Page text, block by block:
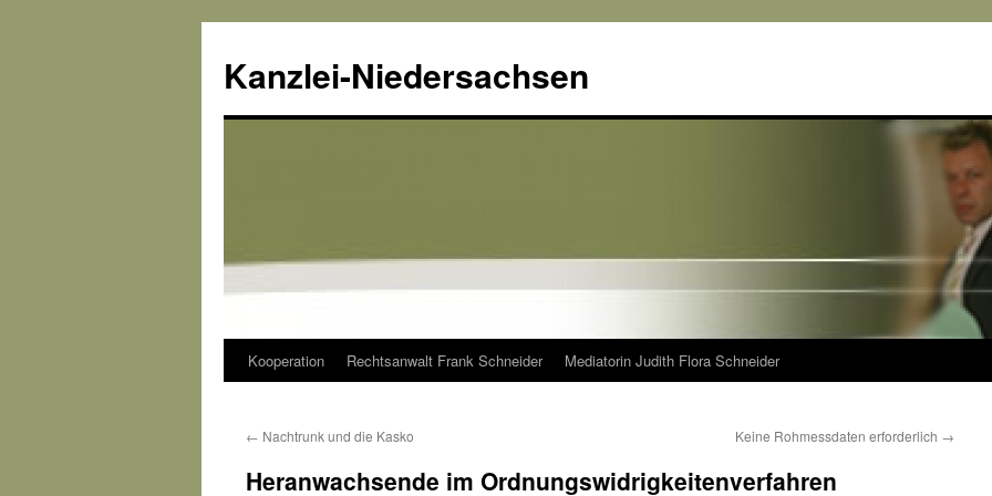
Kanzlei-Niedersachsen
Zum
springen
Kooperation Rechtsanwalt Frank Schneider Mediatorin Judith Flora Schneider
← Nachtrunk und die Kasko Keine Rohmessdaten erforderlich →
Heranwachsende im Ordnungswidrigkeitenverfahren